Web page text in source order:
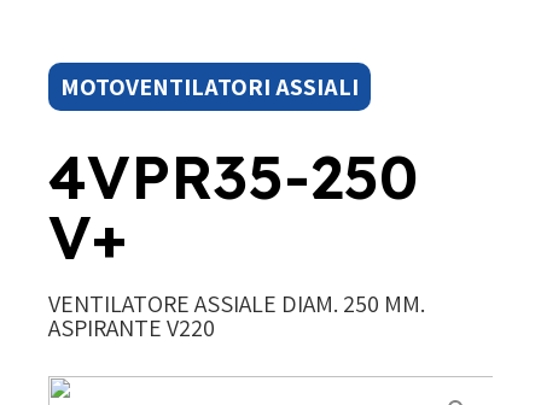
MOTOVENTILATORI ASSIALI
4VPR35-250
V+
VENTILATORE ASSIALE DIAM. 250 MM.
ASPIRANTE V220